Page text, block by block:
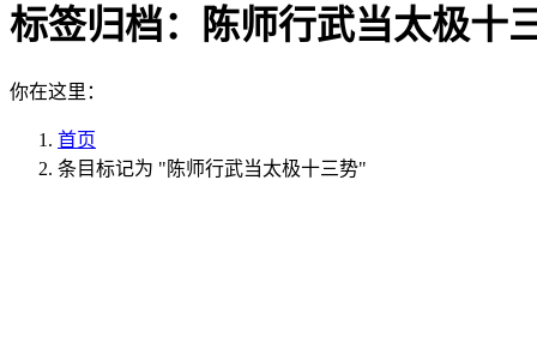
标签归档： 陈师行武当太极十
你在这里：
首页
条目标记为 "陈师行武当太极十三势"